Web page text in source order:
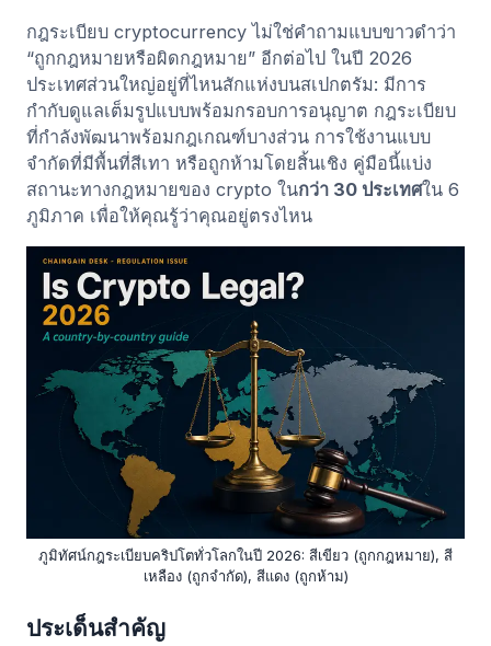
กฎระเบียบ cryptocurrency ไม่ใช่คำถามแบบขาวดำว่า
“ถูกกฎหมายหรือผิดกฎหมาย” อีกต่อไป ในปี 2026
ประเทศส่วนใหญ่อยู่ที่ไหนสักแห่งบนสเปกตรัม: มีการ
กำกับดูแลเต็มรูปแบบพร้อมกรอบการอนุญาต กฎระเบียบ
ที่กำลังพัฒนาพร้อมกฎเกณฑ์บางส่วน การใช้งานแบบ
จำกัดที่มีพื้นที่สีเทา หรือถูกห้ามโดยสิ้นเชิง คู่มือนี้แบ่ง
สถานะทางกฎหมายของ crypto ในกว่า 30 ประเทศใน 6
ภูมิภาค เพื่อให้คุณรู้ว่าคุณอยู่ตรงไหน
ภูมิทัศน์กฎระเบียบคริปโตทั่วโลกในปี 2026: สีเขียว (ถูกกฎหมาย), สี
เหลือง (ถูกจำกัด), สีแดง (ถูกห้าม)
ประเด็นสำคัญ